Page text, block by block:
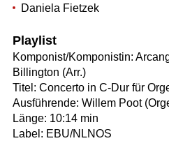
Daniela Fietzek
Playlist
Komponist/Komponistin:
Billington (Arr.)
Titel: Concerto in C-Dur für
Ausführende: Willem Poot
Länge: 10:14 min
Label: EBU/NLNOS